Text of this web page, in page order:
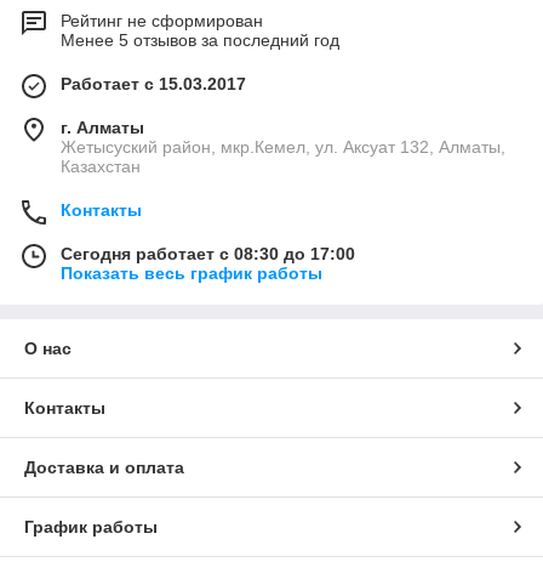
Рейтинг не сформирован
Менее 5 отзывов за последний год
Работает с 15.03.2017
г. Алматы
Жетысуский район, мкр.Кемел, ул. Аксуат 132, Алматы,
Казахстан
Контакты
Сегодня работает с 08:30 до 17:00
Показать весь график работы
О нас
Контакты
Доставка и оплата
График работы